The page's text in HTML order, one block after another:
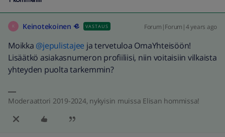
K Keinotekoinen VASTAUS Forum|Forum|4 years ago
Moikka @jepulistajee ja tervetuloa OmaYhteisöön!
Lisäätkö asiakasnumeron profiiliisi, niin voitaisiin vilkaista
yhteyden puolta tarkemmin?
Moderaattori 2019-2024, nykyisin muissa Elisan hommissa!